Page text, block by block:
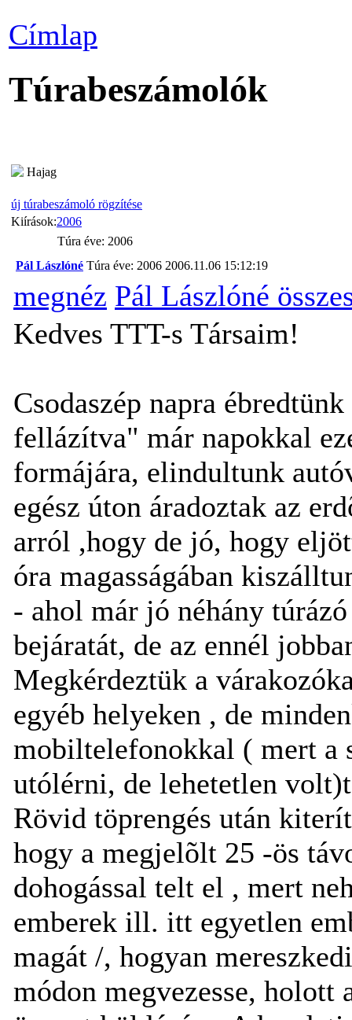
Címlap
Túrabeszámolók
Hajag
új túrabeszámoló rögzítése
Kiírások:2006
Túra éve: 2006
Pál Lászlóné Túra éve: 2006 2006.11.06 15:12:19
megnéz Pál Lászlóné
Kedves TTT-s Társaim!
Csodaszép napra
fellázítva" már napokkal
formájára, elindultunk
egész úton áradoztak az
arról ,hogy de jó, hogy
óra magasságában
- ahol már jó néhány
bejáratát, de az ennél
Megkérdeztük a
egyéb helyeken , de
mobiltelefonokkal ( mert a
utólérni, de lehetetlen
Rövid töprengés után
hogy a megjelõlt 25 -ös
dohogással telt el , mert
emberek ill. itt egyetlen
magát /, hogyan
módon megvezesse, holott